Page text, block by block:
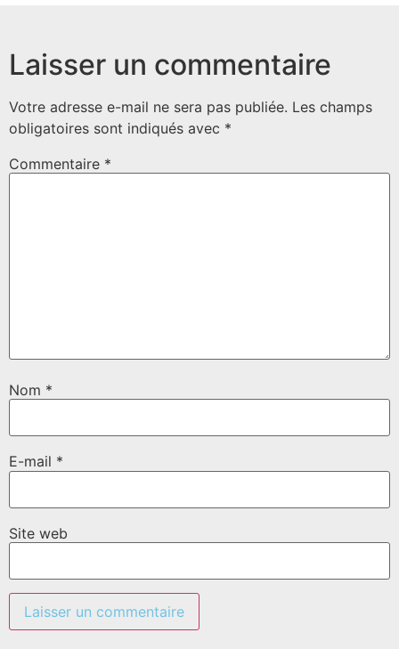
Laisser un commentaire
Votre adresse e-mail ne sera pas publiée. Les champs
obligatoires sont indiqués avec *
Commentaire *
Nom *
E-mail *
Site web